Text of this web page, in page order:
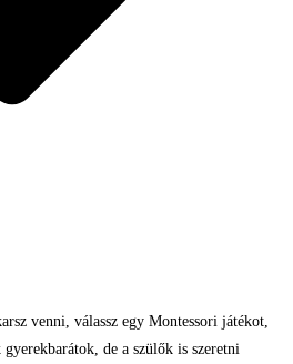
venni, válassz egy Montessori játékot,
de a szülők is szeretni